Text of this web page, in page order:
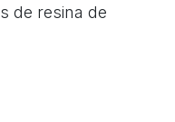
de resina de